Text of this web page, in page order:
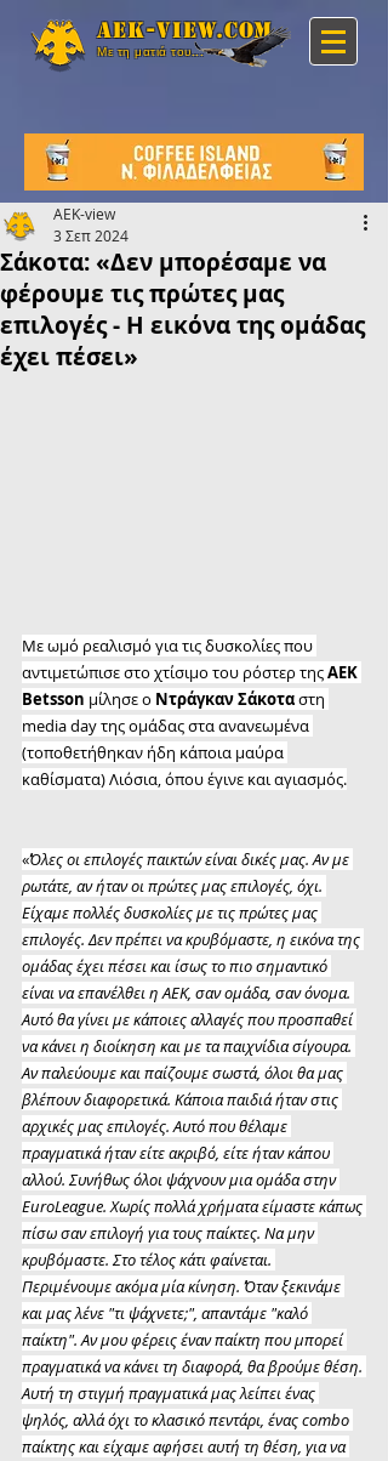
Aek-view.com
Με τη ματιά του...
Σάκοτα: «Δεν μπορέσαμε να
φέρουμε τις πρώτες μας
επιλογές - Η εικόνα της ομάδας
έχει πέσει»
AEK-view
3 Σεπ 2024
Με ωμό ρεαλισμό για τις δυσκολίες που
αντιμετώπισε στο χτίσιμο του ρόστερ της ΑΕΚ
Betsson μίλησε ο Ντράγκαν Σάκοτα στη
media day της ομάδας στα ανανεωμένα
(τοποθετήθηκαν ήδη κάποια μαύρα
καθίσματα) Λιόσια, όπου έγινε και αγιασμός.
«Όλες οι επιλογές παικτών είναι δικές μας. Αν με
ρωτάτε, αν ήταν οι πρώτες μας επιλογές, όχι.
Είχαμε πολλές δυσκολίες με τις πρώτες μας
επιλογές. Δεν πρέπει να κρυβόμαστε, η εικόνα της
ομάδας έχει πέσει και ίσως το πιο σημαντικό
είναι να επανέλθει η ΑΕΚ, σαν ομάδα, σαν όνομα.
Αυτό θα γίνει με κάποιες αλλαγές που προσπαθεί
να κάνει η διοίκηση και με τα παιχνίδια σίγουρα.
Αν παλεύουμε και παίζουμε σωστά, όλοι θα μας
βλέπουν διαφορετικά. Κάποια παιδιά ήταν στις
αρχικές μας επιλογές. Αυτό που θέλαμε
πραγματικά ήταν είτε ακριβό, είτε ήταν κάπου
αλλού. Συνήθως όλοι ψάχνουν μια ομάδα στην
EuroLeague. Χωρίς πολλά χρήματα είμαστε κάπως
πίσω σαν επιλογή για τους παίκτες. Να μην
κρυβόμαστε. Στο τέλος κάτι φαίνεται.
Περιμένουμε ακόμα μία κίνηση. Όταν ξεκινάμε
και μας λένε "τι ψάχνετε;", απαντάμε "καλό
παίκτη". Αν μου φέρεις έναν παίκτη που μπορεί
πραγματικά να κάνει τη διαφορά, θα βρούμε θέση.
Αυτή τη στιγμή πραγματικά μας λείπει ένας
ψηλός, αλλά όχι το κλασικό πεντάρι, ένας combo
παίκτης και είχαμε αφήσει αυτή τη θέση, για να